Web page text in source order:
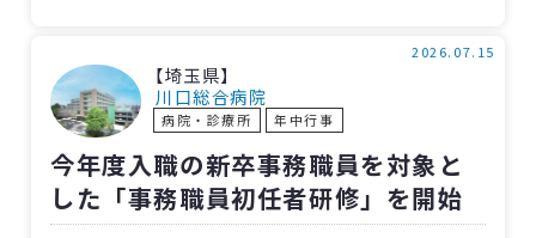
【埼玉県】
川口総合病院
病院・診療所 年中行事
2026.07.15
今年度入職の新卒事務職員を対象と
した「事務職員初任者研修」を開始